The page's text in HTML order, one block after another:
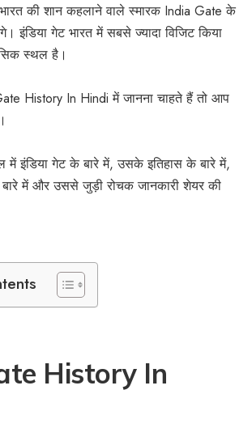
की शान कहलाने वाले स्मारक India Gate के
इंडिया गेट भारत में सबसे ज्यादा विजिट किया
स्थल है।
History In Hindi में जानना चाहते हैं तो आप
इंडिया गेट के बारे में, उसके इतिहास के बारे में,
बारे में और उससे जुड़ी रोचक जानकारी शेयर की
History In